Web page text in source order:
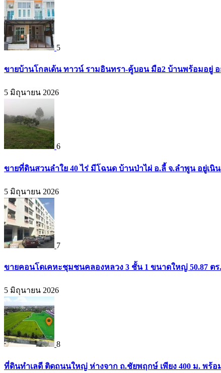
5
ขายบ้านโกลเด้น ทาวน์ รามอินทรา-คู้บอน มือ2 บ้านพร้อมอยู่ อ
5 มิถุนายน 2026
6
ขายที่ดินสวนลำใย 40 ไร่ มีโฉนด บ้านป่าไผ่ อ.ลี้ จ.ลำพูน อยู่เนิ
5 มิถุนายน 2026
7
ขายคอนโดเคหะชุมชนคลองหลวง 3 ชั้น 1 ขนาดใหญ่ 50.87 ตร
5 มิถุนายน 2026
8
ที่ดินทำเลดี ติดถนนใหญ่ ห่างจาก ถ.ชัยพฤกษ์ เพียง 400 ม. พร้อ